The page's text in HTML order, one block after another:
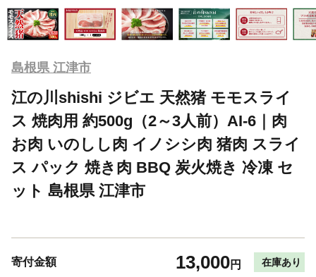
島根県 江津市
江の川shishi ジビエ 天然猪 モモスライ
ス 焼肉用 約500g（2～3人前）AI-6｜肉
お肉 いのしし肉 イノシシ肉 猪肉 スライ
ス パック 焼き肉 BBQ 炭火焼き 冷凍 セ
ット 島根県 江津市
寄付金額 13,000円 在庫あり